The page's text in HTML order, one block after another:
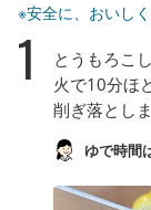
※安全に、おいし
1
とうもろこ
火で10分ほ
削ぎ落としま
ゆで時間